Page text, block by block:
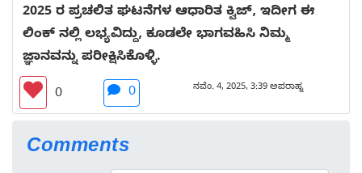
2025 ರ ಪ್ರಚಲಿತ ಘಟನೆಗಳ ಆಧಾರಿತ ಕ್ವಿಜ್, ಇದೀಗ ಈ
ಲಿಂಕ್ ನಲ್ಲಿ ಲಭ್ಯವಿದ್ದು, ಕೂಡಲೇ ಭಾಗವಹಿಸಿ ನಿಮ್ಮ
ಜ್ಞಾನವನ್ನು ಪರೀಕ್ಷಿಸಿಕೊಳ್ಳಿ.
0 0 ನವೆಂ. 4, 2025, 3:39 ಅಪರಾಹ್ನ
Comments